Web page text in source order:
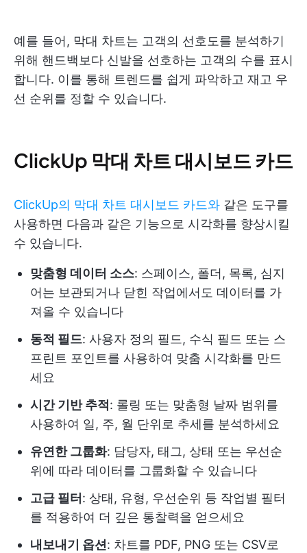
예를 들어, 막대 차트는 고객의 선호도를 분석하기
위해 핸드백보다 신발을 선호하는 고객의 수를 표시
합니다. 이를 통해 트렌드를 쉽게 파악하고 재고 우
선 순위를 정할 수 있습니다.
ClickUp 막대 차트 대시보드 카드
ClickUp의 막대 차트 대시보드 카드와 같은 도구를
사용하면 다음과 같은 기능으로 시각화를 향상시킬
수 있습니다.
맞춤형 데이터 소스: 스페이스, 폴더, 목록, 심지
어는 보관되거나 닫힌 작업에서도 데이터를 가
져올 수 있습니다
동적 필드: 사용자 정의 필드, 수식 필드 또는 스
프린트 포인트를 사용하여 맞춤 시각화를 만드
세요
시간 기반 추적 : 롤링 또는 맞춤형 날짜 범위를
사용하여 일, 주, 월 단위로 추세를 분석하세요
유연한 그룹화: 담당자, 태그, 상태 또는 우선순
위에 따라 데이터를 그룹화할 수 있습니다
고급 필터 : 상태, 유형, 우선순위 등 작업별 필터
를 적용하여 더 깊은 통찰력을 얻으세요
내보내기 옵션 : 차트를 PDF, PNG 또는 CSV로